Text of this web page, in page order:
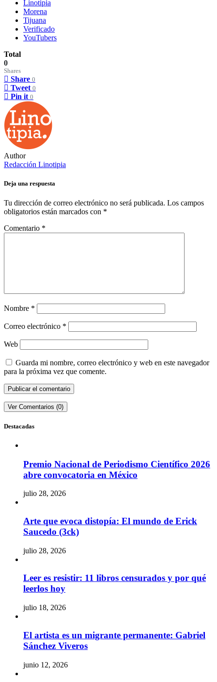
Linotipia
Morena
Tijuana
Verificado
YouTubers
Total
0
Shares
Share 0
Tweet 0
Pin it 0
Author
Redacción Linotipia
Deja una respuesta
Tu dirección de correo electrónico no será publicada. Los campos
obligatorios están marcados con *
Comentario *
Nombre *
Correo electrónico *
Web
Guarda mi nombre, correo electrónico y web en este navegador
para la próxima vez que comente.
Ver Comentarios (0)
Destacadas
Premio Nacional de Periodismo Científico 2026
abre convocatoria en México
julio 28, 2026
Arte que evoca distopía: El mundo de Erick
Saucedo (3ck)
julio 28, 2026
Leer es resistir: 11 libros censurados y por qué
leerlos hoy
julio 18, 2026
El artista es un migrante permanente: Gabriel
Sánchez Viveros
junio 12, 2026